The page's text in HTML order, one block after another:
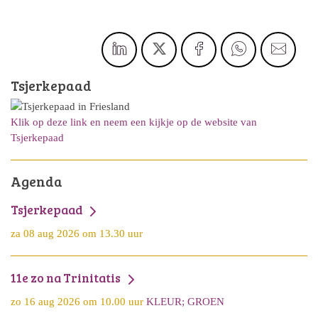
Tsjerkepaad
Klik op deze link en neem een kijkje op de website van
Tsjerkepaad
Agenda
Tsjerkepaad
za 08 aug 2026 om 13.30 uur
11e zo na Trinitatis
zo 16 aug 2026 om 10.00 uur KLEUR; GROEN